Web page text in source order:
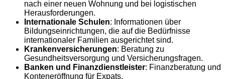
nach einer neuen Wohnung und bei logistischen
Herausforderungen.
Internationale Schulen: Informationen über
Bildungseinrichtungen, die auf die Bedürfnisse
internationaler Familien ausgerichtet sind.
Krankenversicherungen: Beratung zu
Gesundheitsversorgung und Versicherungsfragen.
Banken und Finanzdienstleister: Finanzberatung und
Konteneröffnung für Expats.